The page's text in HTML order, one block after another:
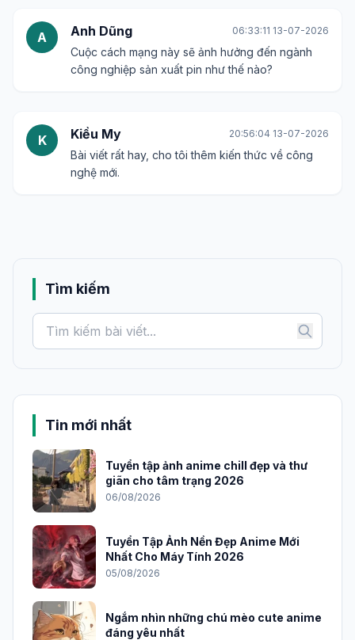
A Anh Dũng 06:33:11 13-07-2026
Cuộc cách mạng này sẽ ảnh hưởng đến ngành
công nghiệp sản xuất pin như thế nào?
K Kiều My 20:56:04 13-07-2026
Bài viết rất hay, cho tôi thêm kiến thức về công
nghệ mới.
Tìm kiếm
Tin mới nhất
Tuyển tập ảnh anime chill đẹp và thư
giãn cho tâm trạng 2026
06/08/2026
Tuyển Tập Ảnh Nền Đẹp Anime Mới
Nhất Cho Máy Tính 2026
05/08/2026
Ngắm nhìn những chú mèo cute anime
đáng yêu nhất